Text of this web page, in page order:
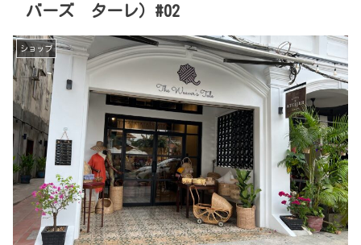
バーズ ターレ）#02
ショップ